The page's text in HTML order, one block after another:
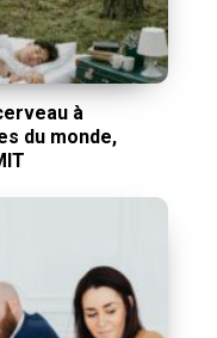
à
du monde,